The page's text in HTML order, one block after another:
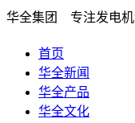
华全集团 专注发电机
首页
华全新闻
华全产品
华全文化